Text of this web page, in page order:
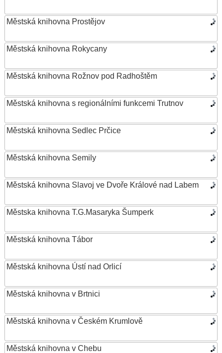
Městská knihovna Prostějov
Městská knihovna Rokycany
Městská knihovna Rožnov pod Radhoštěm
Městská knihovna s regionálními funkcemi Trutnov
Městská knihovna Sedlec Prčice
Městská knihovna Semily
Městská knihovna Slavoj ve Dvoře Králové nad Labem
Městska knihovna T.G.Masaryka Šumperk
Městská knihovna Tábor
Městská knihovna Ústí nad Orlicí
Městská knihovna v Brtnici
Městská knihovna v Českém Krumlově
Městská knihovna v Chebu